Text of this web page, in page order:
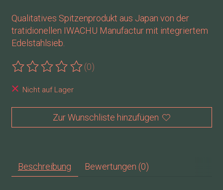
Qualitatives Spitzenprodukt aus Japan von der
tratidionellen IWACHU Manufactur mit integriertem
Edelstahlsieb.
Die Bewertung dieses Produkts ist
(0)
Nicht auf Lager
Zur Wunschliste hinzufügen
Beschreibung Bewertungen (0)